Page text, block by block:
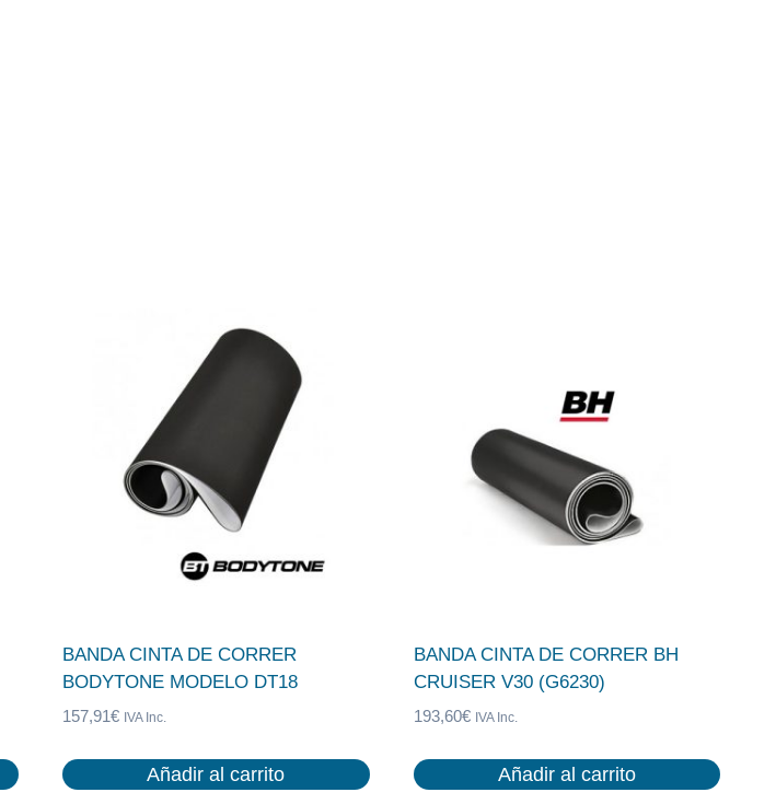
BANDA CINTA DE CORRER
BODYTONE MODELO DT18
157,91 € IVA Inc.
Añadir al carrito
BANDA CINTA DE CORRER BH
CRUISER V30 (G6230)
193,60€ IVA Inc.
Añadir al carrito